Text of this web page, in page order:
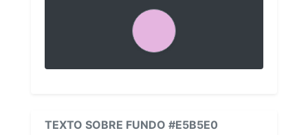
TEXTO SOBRE FUNDO #E5B5E0